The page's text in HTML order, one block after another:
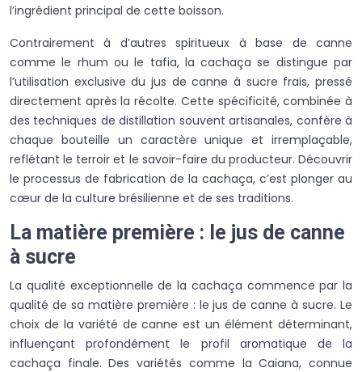
l’ingrédient principal de cette boisson.
Contrairement à d’autres spiritueux à base de canne
comme le rhum ou le tafia, la cachaça se distingue par
l’utilisation exclusive du jus de canne à sucre frais, pressé
directement après la récolte. Cette spécificité, combinée à
des techniques de distillation souvent artisanales, confère à
chaque bouteille un caractère unique et irremplaçable,
reflétant le terroir et le savoir-faire du producteur. Découvrir
le processus de fabrication de la cachaça, c’est plonger au
cœur de la culture brésilienne et de ses traditions.
La matière première : le jus de canne
à sucre
La qualité exceptionnelle de la cachaça commence par la
qualité de sa matière première : le jus de canne à sucre. Le
choix de la variété de canne est un élément déterminant,
influençant profondément le profil aromatique de la
cachaça finale. Des variétés comme la Caiana, connue